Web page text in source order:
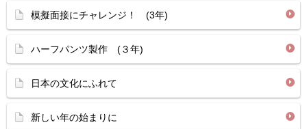
模擬面接にチャレンジ！ (3年)
ハーフパンツ製作 (３年)
日本の文化にふれて
新しい年の始まりに